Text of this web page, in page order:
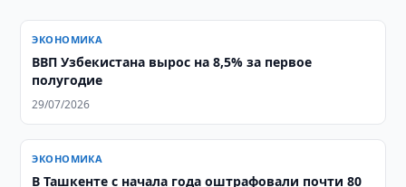
ЭКОНОМИКА
ВВП Узбекистана вырос на 8,5% за первое
полугодие
29/07/2026
ЭКОНОМИКА
В Ташкенте с начала года оштрафовали почти 80